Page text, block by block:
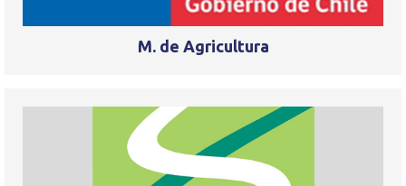
M. de Agricultura